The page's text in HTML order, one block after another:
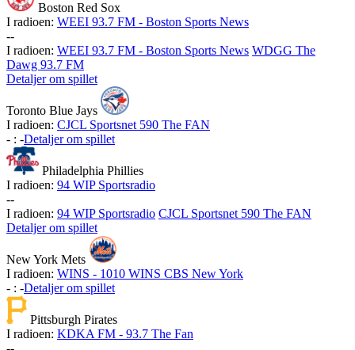
Boston Red Sox
I radioen: WEEI 93.7 FM - Boston Sports News
--
I radioen: WEEI 93.7 FM - Boston Sports News WDGG The
Dawg 93.7 FM
Detaljer om spillet
Toronto Blue Jays
I radioen: CJCL Sportsnet 590 The FAN
- : -Detaljer om spillet
Philadelphia Phillies
I radioen: 94 WIP Sportsradio
--
I radioen: 94 WIP Sportsradio CJCL Sportsnet 590 The FAN
Detaljer om spillet
New York Mets
I radioen: WINS - 1010 WINS CBS New York
- : -Detaljer om spillet
Pittsburgh Pirates
I radioen: KDKA FM - 93.7 The Fan